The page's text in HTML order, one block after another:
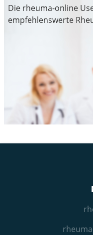
Die rheuma-online
empfehlenswerte